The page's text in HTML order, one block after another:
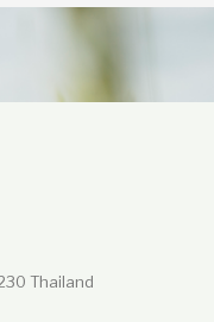
Thailand